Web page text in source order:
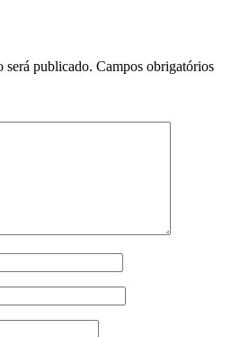
será publicado. Campos obrigatórios